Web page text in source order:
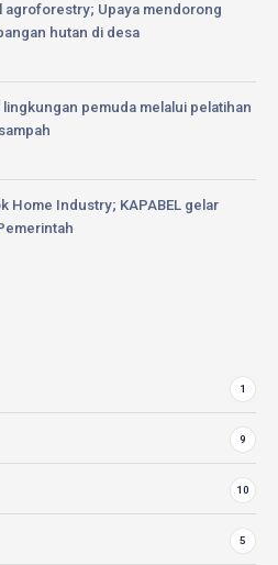
agroforestry; Upaya mendorong
hutan di desa
pemuda melalui pelatihan
Home Industry; KAPABEL gelar
1
9
10
5